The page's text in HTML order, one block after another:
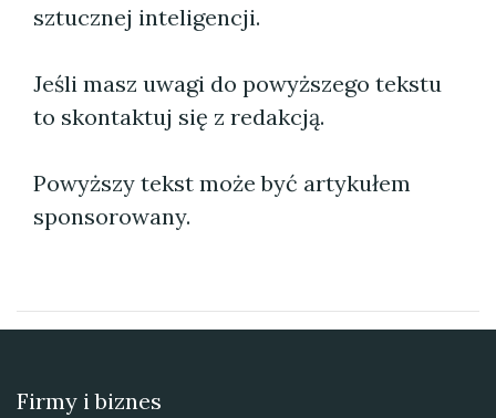
sztucznej inteligencji.
Jeśli masz uwagi do powyższego tekstu
to skontaktuj się z redakcją.
Powyższy tekst może być artykułem
sponsorowany.
Firmy i biznes